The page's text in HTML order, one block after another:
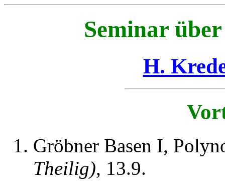
Seminar
H.
Gröbner Basen I,
Theilig), 13.9.